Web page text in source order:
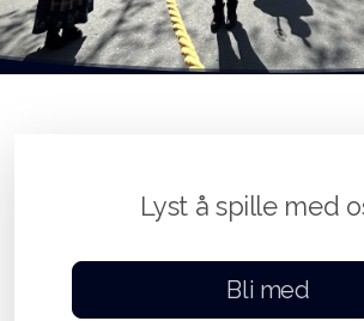
Lyst å spille med
Bli med